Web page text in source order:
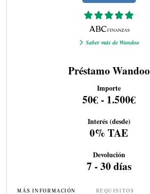
Saber más de Wandoo
Préstamo Wandoo
Importe
50€ - 1.500€
Interés (desde)
0% TAE
Devolución
7 - 30 días
MÁS INFORMACIÓN REQUISITOS